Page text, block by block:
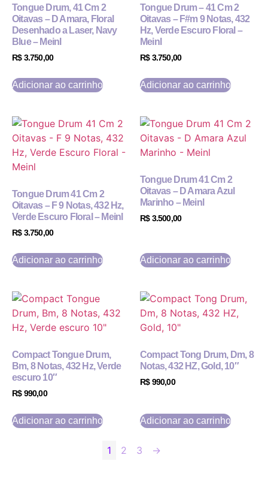
Tongue Drum, 41 Cm 2
Oitavas – D Amara, Floral
Desenhado a Laser, Navy
Blue – Meinl
R$3.750,00
Adicionar ao carrinho
Tongue Drum – 41 Cm 2
Oitavas – F#m 9 Notas, 432
Hz, Verde Escuro Floral –
Meinl
R$3.750,00
Adicionar ao carrinho
Tongue Drum 41 Cm 2
Oitavas – F 9 Notas, 432 Hz,
Verde Escuro Floral – Meinl
R$3.750,00
Adicionar ao carrinho
Tongue Drum 41 Cm 2
Oitavas – D Amara Azul
Marinho – Meinl
R$3.500,00
Adicionar ao carrinho
Compact Tongue Drum,
Bm, 8 Notas, 432 Hz, Verde
escuro 10″
R$990,00
Adicionar ao carrinho
Compact Tong Drum, Dm, 8
Notas, 432 HZ, Gold, 10″
R$990,00
Adicionar ao carrinho
1 2 3 →